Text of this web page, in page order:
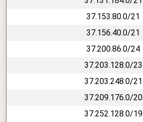
37.153.80.0/21
37.156.40.0/21
37.200.86.0/24
37.203.128.0/23
37.203.248.0/21
37.209.176.0/20
37.252.128.0/19